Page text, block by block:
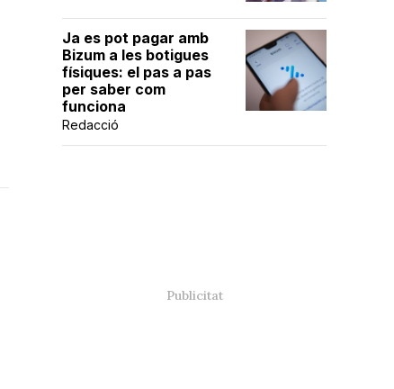
Ja es pot pagar amb
Bizum a les botigues
físiques: el pas a pas
per saber com
funciona
Redacció